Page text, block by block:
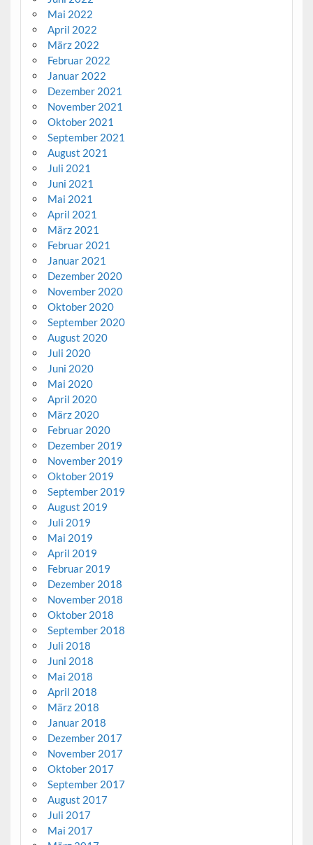
Mai 2022
April 2022
März 2022
Februar 2022
Januar 2022
Dezember 2021
November 2021
Oktober 2021
September 2021
August 2021
Juli 2021
Juni 2021
Mai 2021
April 2021
März 2021
Februar 2021
Januar 2021
Dezember 2020
November 2020
Oktober 2020
September 2020
August 2020
Juli 2020
Juni 2020
Mai 2020
April 2020
März 2020
Februar 2020
Dezember 2019
November 2019
Oktober 2019
September 2019
August 2019
Juli 2019
Mai 2019
April 2019
Februar 2019
Dezember 2018
November 2018
Oktober 2018
September 2018
Juli 2018
Juni 2018
Mai 2018
April 2018
März 2018
Januar 2018
Dezember 2017
November 2017
Oktober 2017
September 2017
August 2017
Juli 2017
Mai 2017